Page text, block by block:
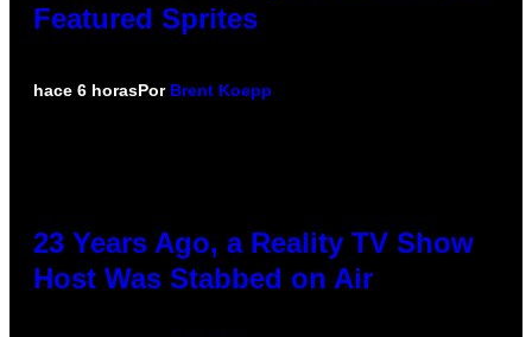
Featured Sprites
hace 6 horasPor Brent Koepp
23 Years Ago, a Reality TV Show
Host Was Stabbed on Air